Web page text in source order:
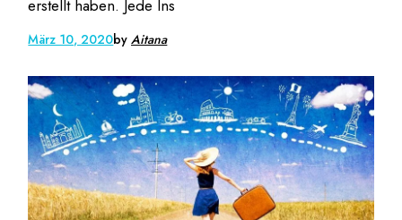
erstellt haben. Jede Ins
März 10, 2020byAitana